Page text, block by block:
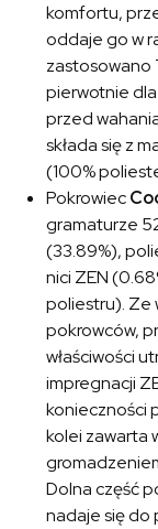
komfortu,
oddaje go w
zastosowano
pierwotnie
przed
składa się z
(100%
Pokrowiec
gramaturze
(33.89%),
nici ZEN
poliestru). Ze
pokrowców,
właściwości
impregnacji
konieczności
kolei zawarta
Dolna część
nadaje się do